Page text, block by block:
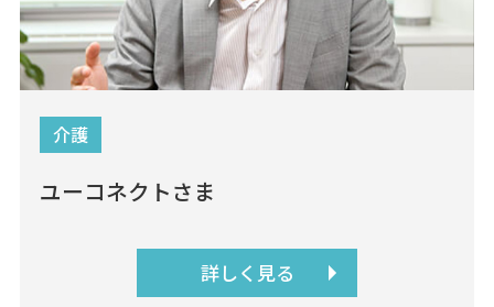
介護
ユーコネクトさま
詳しく見る